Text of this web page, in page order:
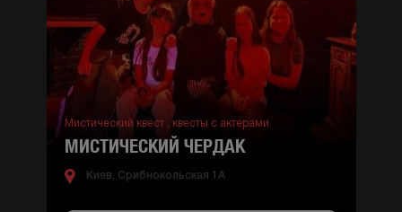
Мистический квест , квесты с актерами
МИСТИЧЕСКИЙ ЧЕРДАК
Киев, Срибнокольская 1А